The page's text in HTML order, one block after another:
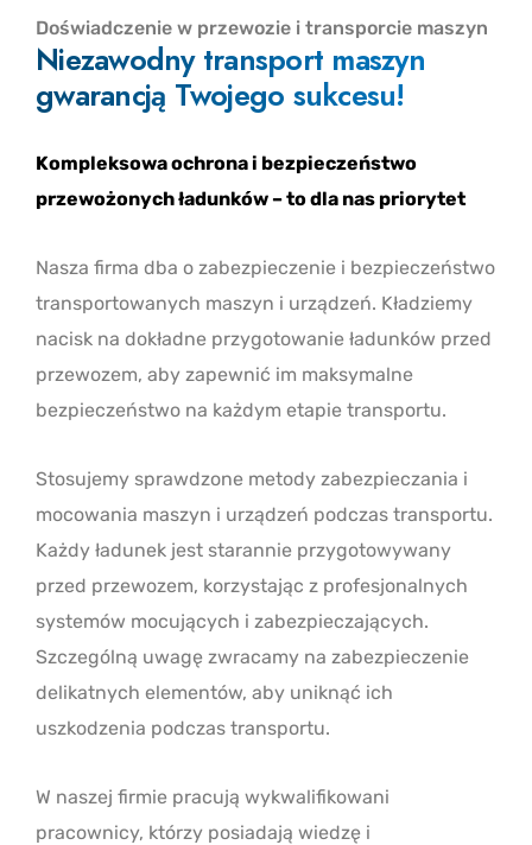
Doświadczenie w przewozie i transporcie maszyn
Niezawodny transport maszyn
gwarancją Twojego sukcesu!
Kompleksowa ochrona i bezpieczeństwo
przewożonych ładunków – to dla nas priorytet
Nasza firma dba o zabezpieczenie i bezpieczeństwo
transportowanych maszyn i urządzeń. Kładziemy
nacisk na dokładne przygotowanie ładunków przed
przewozem, aby zapewnić im maksymalne
bezpieczeństwo na każdym etapie transportu.
Stosujemy sprawdzone metody zabezpieczania i
mocowania maszyn i urządzeń podczas transportu.
Każdy ładunek jest starannie przygotowywany
przed przewozem, korzystając z profesjonalnych
systemów mocujących i zabezpieczających.
Szczególną uwagę zwracamy na zabezpieczenie
delikatnych elementów, aby uniknąć ich
uszkodzenia podczas transportu.
W naszej firmie pracują wykwalifikowani
pracownicy, którzy posiadają wiedzę i